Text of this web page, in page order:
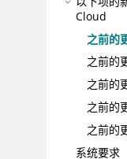
Cloud
之前的
之前的
之前的
之前的
之前的
系统要求